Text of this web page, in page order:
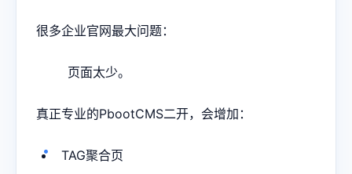
很多企业官网最大问题：
页面太少。
真正专业的PbootCMS二开，会增加：
TAG聚合页